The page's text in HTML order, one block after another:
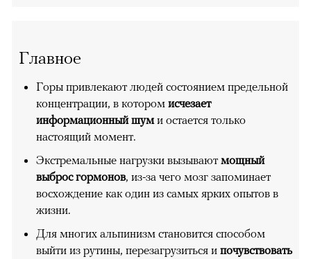
Главное
Горы привлекают людей состоянием предельной
концентрации, в котором исчезает
информационный шуми остается только
настоящий момент.
Экстремальные нагрузки вызывают мощный
выброс гормонов, из-за чего мозг запоминает
восхождение как один из самых ярких опытов в
жизни.
Для многих альпинизм становится способом
выйти из рутины, перезагрузиться и почувствовать